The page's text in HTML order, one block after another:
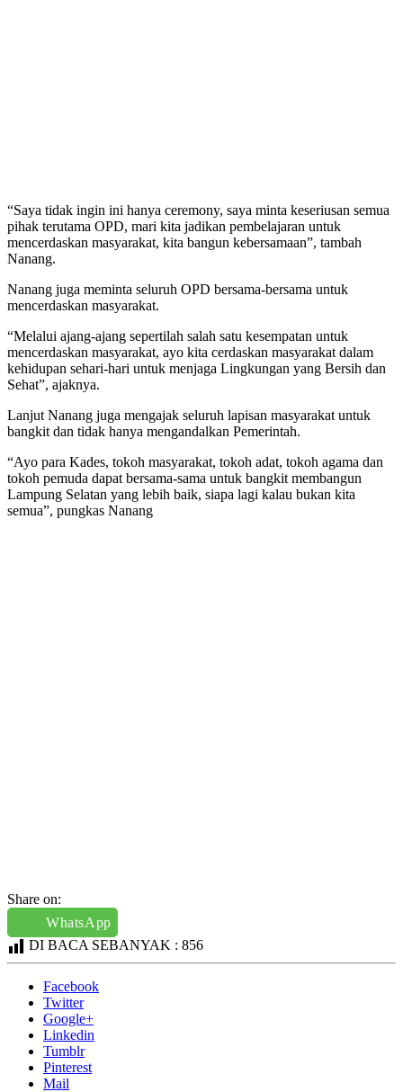
“Saya tidak ingin ini hanya ceremony, saya minta keseriusan semua
pihak terutama OPD, mari kita jadikan pembelajaran untuk
mencerdaskan masyarakat, kita bangun kebersamaan”, tambah
Nanang.
Nanang juga meminta seluruh OPD bersama-bersama untuk
mencerdaskan masyarakat.
“Melalui ajang-ajang sepertilah salah satu kesempatan untuk
mencerdaskan masyarakat, ayo kita cerdaskan masyarakat dalam
kehidupan sehari-hari untuk menjaga Lingkungan yang Bersih dan
Sehat”, ajaknya.
Lanjut Nanang juga mengajak seluruh lapisan masyarakat untuk
bangkit dan tidak hanya mengandalkan Pemerintah.
“Ayo para Kades, tokoh masyarakat, tokoh adat, tokoh agama dan
tokoh pemuda dapat bersama-sama untuk bangkit membangun
Lampung Selatan yang lebih baik, siapa lagi kalau bukan kita
semua”, pungkas Nanang
Share on:
WhatsApp
DI BACA SEBANYAK : 856
Facebook
Twitter
Google+
Linkedin
Tumblr
Pinterest
Mail